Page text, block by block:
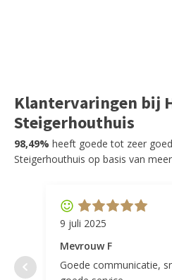
Klantervaringen bij
Steigerhouthuis
98,49% heeft goede tot zeer
Steigerhouthuis op basis van
9 juli 2025
Mevrouw F
Goede communicatie,